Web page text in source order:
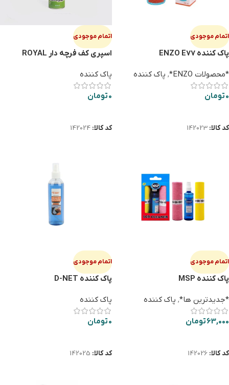
اتمام موجودی
پاک کننده ENZO E77
*محصولات ENZO* , پاک کننده
0تومان
کد کالا: 142023
اتمام موجودی
اسپری کف فرچه دار ROYAL
پاک کننده
0تومان
کد کالا: 142024
اتمام موجودی
پاک کننده MSP
*جدیدترین ها*, پاک کننده
63,000تومان
کد کالا: 142026
اتمام موجودی
پاک کننده D-NET
پاک کننده
0تومان
کد کالا: 142025